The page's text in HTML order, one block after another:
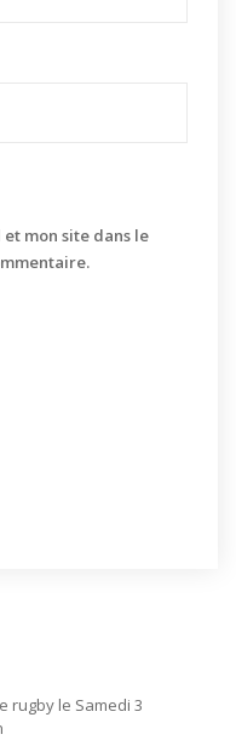
mon site dans le
rugby le Samedi 3